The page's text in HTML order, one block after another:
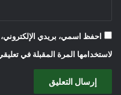
احفظ اسمي، بريدي
لاستخدامها المرة المقبلة في